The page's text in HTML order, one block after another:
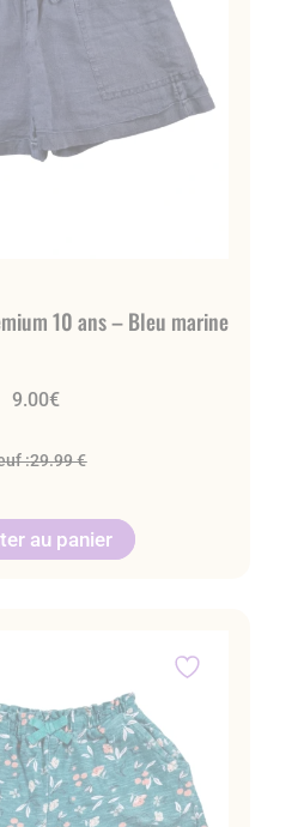
10 ans – Bleu marine
9.00€
:29.99 €
au panier